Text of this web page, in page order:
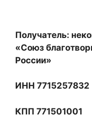
Получатель:
«Союз
России»
ИНН 7715257832
КПП 771501001